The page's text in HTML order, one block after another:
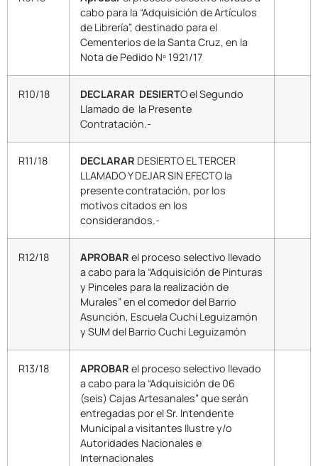
cabo para la “Adquisición de Artículos
de Librería”, destinado para el
Cementerios de la Santa Cruz, en la
Nota de Pedido Nº 1921/17
R10/18 DECLARAR DESIERTO el Segundo
Llamado de la Presente
Contratación.-
R11/18 DECLARAR DESIERTO EL TERCER
LLAMADO Y DEJAR SIN EFECTO la
presente contratación, por los
motivos citados en los
considerandos.-
R12/18 APROBAR el proceso selectivo llevado
a cabo para la “Adquisición de Pinturas
y Pinceles para la realización de
Murales” en el comedor del Barrio
Asunción, Escuela Cuchi Leguizamón
y SUM del Barrio Cuchi Leguizamón
R13/18 APROBAR el proceso selectivo llevado
a cabo para la “Adquisición de 06
(seis) Cajas Artesanales” que serán
entregadas por el Sr. Intendente
Municipal a visitantes Ilustre y/o
Autoridades Nacionales e
Internacionales